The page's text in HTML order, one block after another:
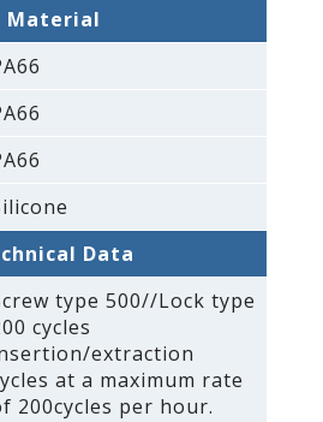
Material
Data
type 500//Lock type
cycles
extraction
at a maximum rate
200cycles per hour.